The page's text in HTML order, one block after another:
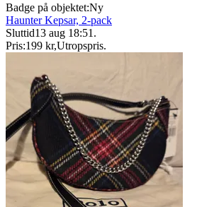
Badge på objektet:Ny
Haunter Kepsar, 2-pack
Sluttid13 aug 18:51 .
Pris:199 kr,Utropspris.